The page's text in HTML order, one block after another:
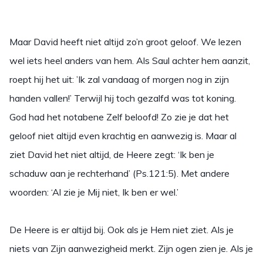
Maar David heeft niet altijd zo’n groot geloof. We lezen
wel iets heel anders van hem. Als Saul achter hem aanzit,
roept hij het uit: ’Ik zal vandaag of morgen nog in zijn
handen vallen!’ Terwijl hij toch gezalfd was tot koning.
God had het notabene Zelf beloofd! Zo zie je dat het
geloof niet altijd even krachtig en aanwezig is. Maar al
ziet David het niet altijd, de Heere zegt: ‘Ik ben je
schaduw aan je rechterhand’ (Ps.121:5). Met andere
woorden: ‘Al zie je Mij niet, Ik ben er wel.’
De Heere is er altijd bij. Ook als je Hem niet ziet. Als je
niets van Zijn aanwezigheid merkt. Zijn ogen zien je. Als je